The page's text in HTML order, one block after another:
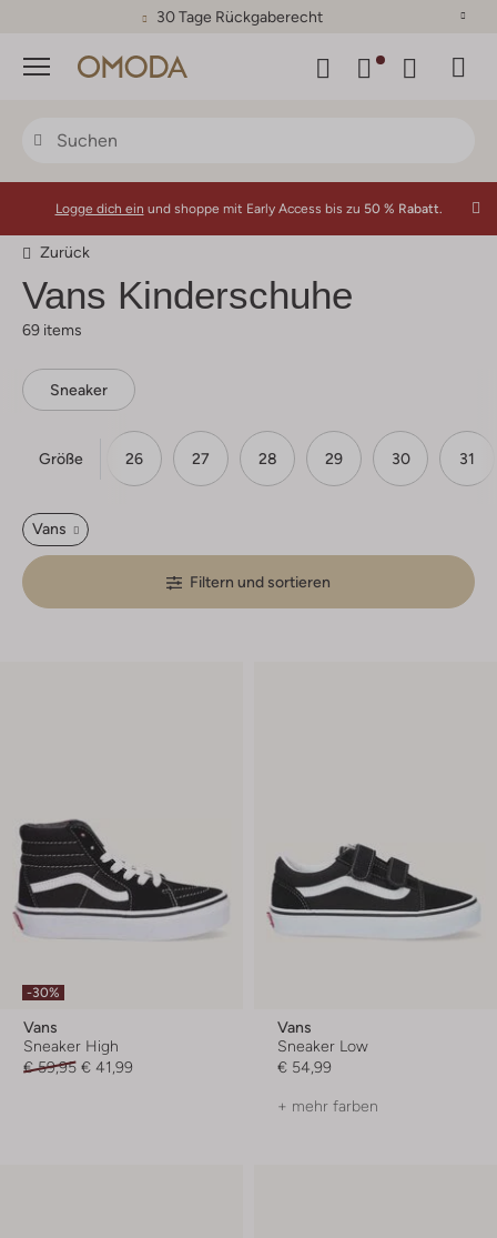
30 Tage Rückgaberecht
Menü
Logge dich ein und shoppe mit Early Access bis zu 50 % Rabatt.
Zurück
Vans Kinderschuhe
69 items
Sneaker
Größe
25 26 27 28 29 30 31
Vans
Filtern und sortieren
-30%
Vans
Sneaker High
€ 59,95 € 41,99
Vans
Sneaker Low
€ 54,99
+ mehr farben